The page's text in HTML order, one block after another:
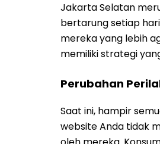
Jakarta Selatan
bertarung setiap
mereka yang lebih
memiliki strategi
Perubahan
Saat ini, hampir
website Anda tidak